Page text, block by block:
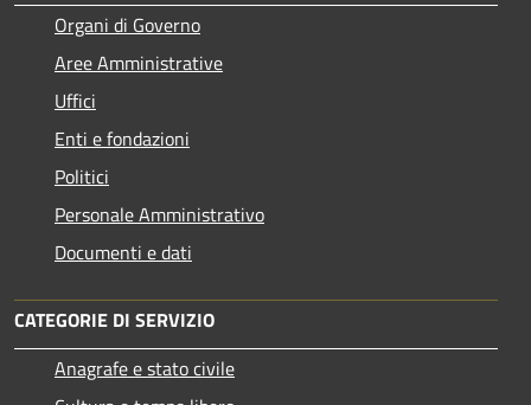
Organi di Governo
Aree Amministrative
Uffici
Enti e fondazioni
Politici
Personale Amministrativo
Documenti e dati
CATEGORIE DI SERVIZIO
Anagrafe e stato civile